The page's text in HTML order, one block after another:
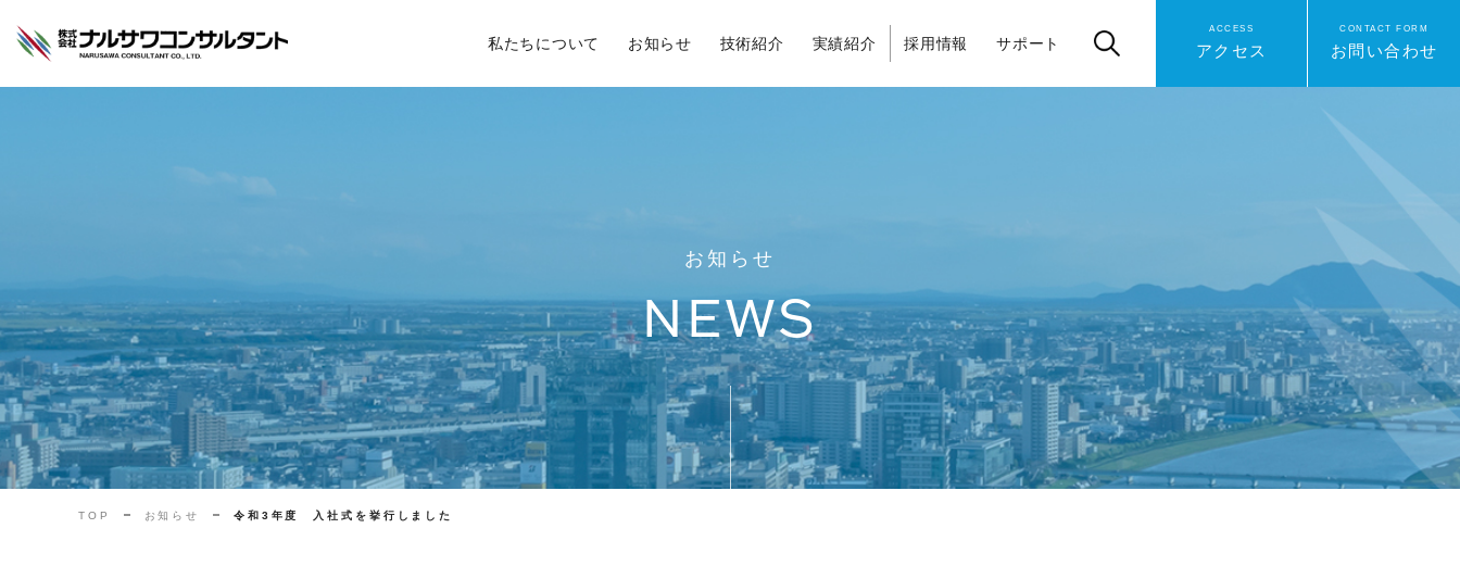
私たちについて お知らせ 技術紹介 実績紹介 採用情報 サポート
ACCESS
アクセス
CONTACT FORM
お問い合わせ
お知らせ
NEWS
TOP お知らせ 令和3年度 入社式を挙行しました